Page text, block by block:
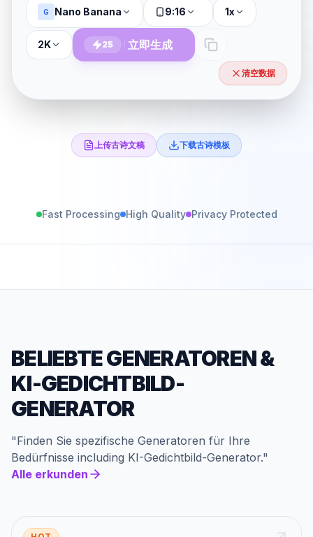
G Nano Banana 9:16 1x
2K 25 立即生成
清空数据
上传古诗文稿 下载古诗模板
Fast Processing High Quality Privacy Protected
BELIEBTE GENERATOREN&
KI-GEDICHTBILD-
GENERATOR
"Finden Sie spezifische Generatoren für Ihre
Bedürfnisse including KI-Gedichtbild-Generator."
Alle erkunden